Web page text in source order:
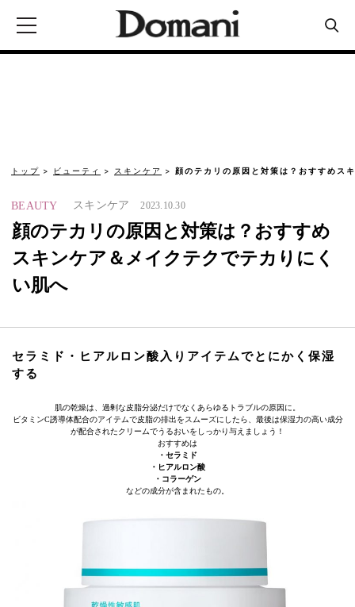
トップ ビューティ スキンケア 顔のテカリの原因と対策は？おすすめス
BEAUTY スキンケア 2023.10.30
顔のテカリの原因と対策は？おすすめ
スキンケア＆メイクテクでテカりにく
い肌へ
セラミド・ヒアルロン酸入りアイテムでとにかく保湿
する
肌の乾燥は、過剰な皮脂分泌だけでなくあらゆるトラブルの原因に。
ビタミンC誘導体配合のアイテムで皮脂の排出をスムーズにしたら、最後は保湿力の高い成分
が配合されたクリームでうるおいをしっかり与えましょう！
おすすめは
・セラミド
・ヒアルロン酸
・コラーゲン
などの成分が含まれたもの。